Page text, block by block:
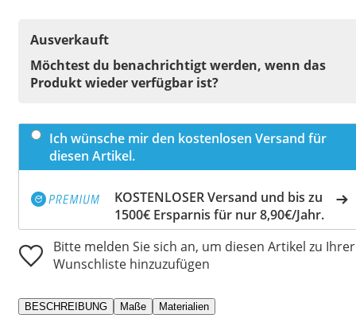
Ausverkauft
Möchtest du benachrichtigt werden, wenn das
Produkt wieder verfügbar ist?
Ich wünsche mir den kostenlosen Versand für
diesen Artikel.
KOSTENLOSER Versand und bis zu
1500€ Ersparnis für nur 8,90€/Jahr.
Bitte melden Sie sich an, um diesen Artikel zu Ihrer
Wunschliste hinzuzufügen
BESCHREIBUNG Maße Materialien